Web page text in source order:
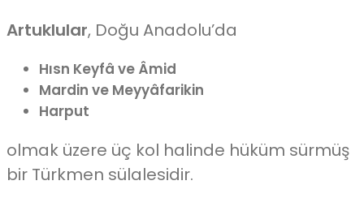
Artuklular, Doğu Anadolu’da
Hısn Keyfâ ve Âmid
Mardin ve Meyyâfarikin
Harput
olmak üzere üç kol halinde hüküm sürmüş
bir Türkmen sülalesidir.